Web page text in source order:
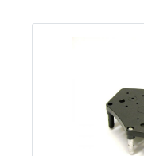
généralement
L'entraxe de ses
sacoches et
GTA 2, SnapIT et
sans problème. Inclus 1 x adaptateur KLICKfix UniKlip